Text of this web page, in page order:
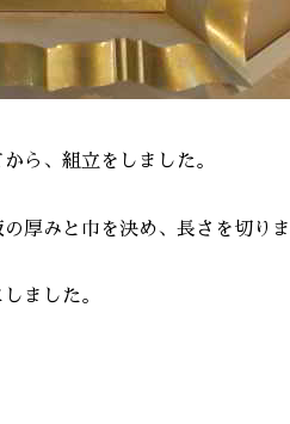
ら、組立をしました。
厚みと巾を決め、長さを切りま
ました。